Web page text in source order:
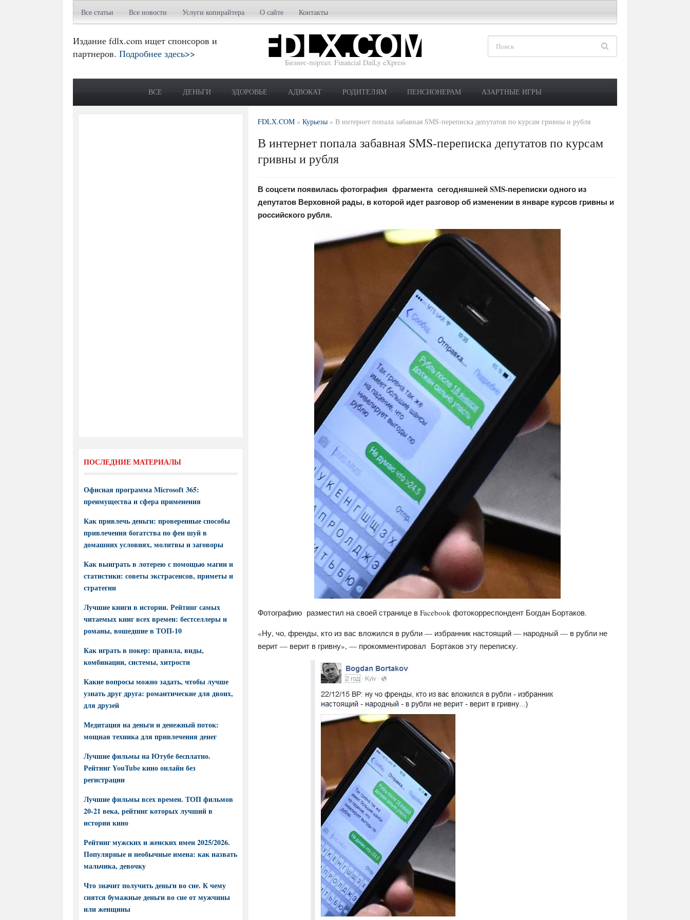
Все статьи Все новости Услуги копирайтера О сайте Контакты
Издание fdlx.com ищет спонсоров и
партнеров. Подробнее здесь>>
Бизнес-портал: Financial DaiLy eXpress
ВСЕ ДЕНЬГИ ЗДОРОВЬЕ АДВОКАТ РОДИТЕЛЯМ ПЕНСИОНЕРАМ АЗАРТНЫЕ ИГРЫ
FDLX.COM » Курьезы » В интернет попала забавная SMS-переписка депутатов по курсам гривны и рубля
В интернет попала забавная SMS-переписка депутатов по курсам
гривны и рубля
В соцсети появилась фотография фрагмента сегодняшней SMS-переписки одного из
депутатов Верховной рады, в которой идет разговор об изменении в январе курсов гривны и
российского рубля.
Фотографию разместил на своей странице в Facebook фотокорреспондент Богдан Бортаков.
«Ну, чо, френды, кто из вас вложился в рубли — избранник настоящий — народный — в рубли не
верит — верит в гривну», — прокомментировал Бортаков эту переписку.
ПОСЛЕДНИЕ МАТЕРИАЛЫ
Офисная программа Microsoft 365:
преимущества и сфера применения
Как привлечь деньги: проверенные способы
привлечения богатства по фен шуй в
домашних условиях, молитвы и заговоры
Как выиграть в лотерею с помощью магии и
статистики: советы экстрасенсов, приметы и
стратегии
Лучшие книги в истории. Рейтинг самых
читаемых книг всех времен: бестселлеры и
романы, вошедшие в ТОП-10
Как играть в покер: правила, виды,
комбинации, системы, хитрости
Какие вопросы можно задать, чтобы лучше
узнать друг друга: романтические для двоих,
для друзей
Медитация на деньги и денежный поток:
мощная техника для привлечения денег
Лучшие фильмы на Ютубе бесплатно.
Рейтинг YouTube кино онлайн без
регистрации
Лучшие фильмы всех времен. ТОП фильмов
20-21 века, рейтинг которых лучший в
истории кино
Рейтинг мужских и женских имен 2025/2026.
Популярные и необычные имена: как назвать
мальчика, девочку
Что значит получить деньги во сне. К чему
снятся бумажные деньги во сне от мужчины
или женщины